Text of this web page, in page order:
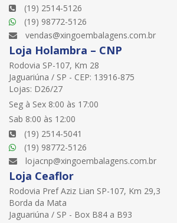
(19) 2514-5126
(19) 98772-5126
vendas@xingoembalagens.com.br
Loja Holambra – CNP
Rodovia SP-107, Km 28
Jaguariúna / SP - CEP: 13916-875
Lojas: D26/27
Seg à Sex 8:00 às 17:00
Sab 8:00 às 12:00
(19) 2514-5041
(19) 98772-5126
lojacnp@xingoembalagens.com.br
Loja Ceaflor
Rodovia Pref Aziz Lian SP-107, Km 29,3
Borda da Mata
Jaguariúna / SP - Box B84 a B93